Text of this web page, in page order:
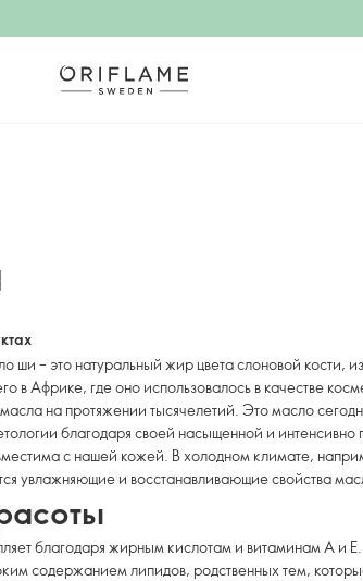
ши – это натуральный жир цвета слоновой кости,
в Африке, где оно использовалось в качестве
на протяжении тысячелетий. Это масло
благодаря своей насыщенной и
с нашей кожей. В холодном климате,
увлажняющие и восстанавливающие свойства
благодаря жирным кислотам и витаминам А и Е.
содержанием липидов, родственных тем,